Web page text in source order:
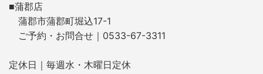
■蒲郡店
蒲郡市蒲郡町堀込17-1
ご予約・お問合せ｜0533-67-3311
定休日｜毎週水・木曜日定休